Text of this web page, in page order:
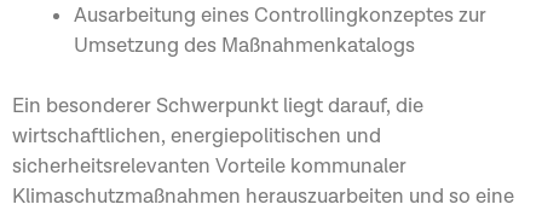
Ausarbeitung eines Controllingkonzeptes zur
Umsetzung des Maßnahmenkatalogs
Ein besonderer Schwerpunkt liegt darauf, die
wirtschaftlichen, energiepolitischen und
sicherheitsrelevanten Vorteile kommunaler
Klimaschutzmaßnahmen herauszuarbeiten und so eine